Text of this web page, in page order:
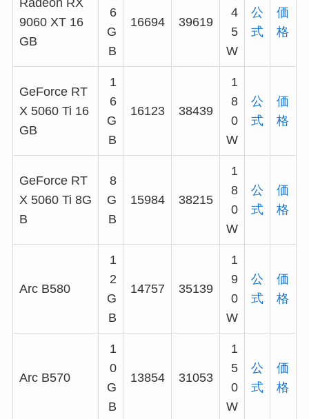
9060 XT 16
GB
6
G
B
16694 39619
4
5
W
公
式
価
格
GeForce RT
X 5060 Ti 16
GB
1
6
G
B
16123 38439
1
8
0
W
公
式
価
格
GeForce RT
X 5060 Ti 8G
B
8
G
B
15984 38215
1
8
0
W
公
式
価
格
Arc B580
1
2
G
B
14757 35139
1
9
0
W
公
式
価
格
Arc B570
1
0
G
B
13854 31053
1
5
0
W
公
式
価
格